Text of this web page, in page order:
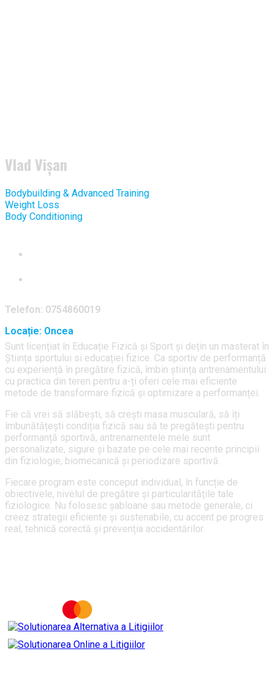
Vlad Vișan
Bodybuilding & Advanced Training
Weight Loss
Body Conditioning
Telefon: 0754860019
Locație: Oncea
Sunt licențiat în Educație Fizică și Sport și dețin un masterat în
Știința sportului si educației fizice. Ca sportiv de performanță
cu experiență în pregătire fizică, îmbin știința antrenamentului
cu practica din teren pentru a-ți oferi cele mai eficiente
metode de transformare fizică și optimizare a performanței.
Fie că vrei să slăbești, să crești masa musculară, să îți
îmbunătățești condiția fizică sau să te pregătești pentru
performanță sportivă, antrenamentele mele sunt
personalizate, sigure și bazate pe cele mai recente principii
din fiziologie, biomecanică și periodizare sportivă.
Fiecare program este conceput individual, în funcție de
obiectivele, nivelul de pregătire și particularitățile tale
fiziologice. Nu folosesc șabloane sau metode generale, ci
creez strategii eficiente și sustenabile, cu accent pe progres
real, tehnică corectă și prevenția accidentărilor.